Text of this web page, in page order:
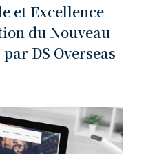
et Excellence
du Nouveau
DS Overseas